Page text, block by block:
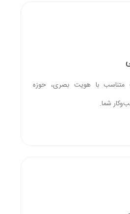
با هویت بصری، حوزه
شما.